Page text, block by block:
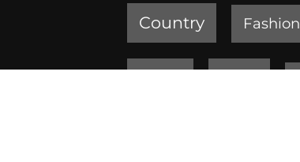
Country Fashion